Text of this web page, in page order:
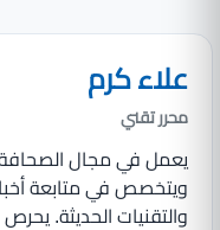
علاء كرم
محرر تقني
ويتخصص في متابعة
والتقنيات الحديثة.